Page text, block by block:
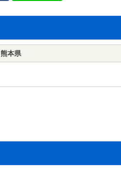
熊本県